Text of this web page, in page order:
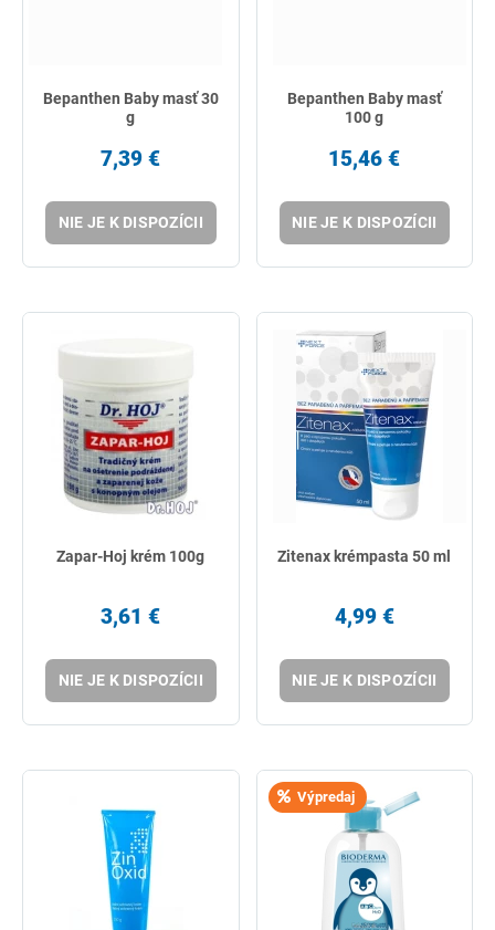
Bepanthen Baby masť 30
g
7,39 €
NIE JE K DISPOZÍCII
Bepanthen Baby masť
100 g
15,46 €
NIE JE K DISPOZÍCII
Zapar-Hoj krém 100g
3,61 €
NIE JE K DISPOZÍCII
Zitenax krémpasta 50 ml
4,99 €
NIE JE K DISPOZÍCII
Výpredaj